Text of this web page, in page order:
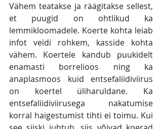
Vähem teatakse ja räägitakse sellest,
et puugid on ohtlikud ka
lemmikloomadele. Koerte kohta leiab
infot veidi rohkem, kasside kohta
vähem. Koertele kandub puukidelt
enamasti borrelioos ning ka
anaplasmoos kuid entsefaliidiviirus
on koertel üliharuldane. Ka
entsefaliidiviirusega nakatumise
korral haigestumist tihti ei toimu. Kui